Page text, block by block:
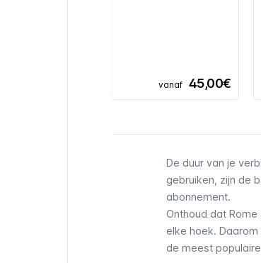
vanaf 45,00€
De duur van je
gebruiken, zijn de
abonnement.
Onthoud dat
elke hoek.
de meest